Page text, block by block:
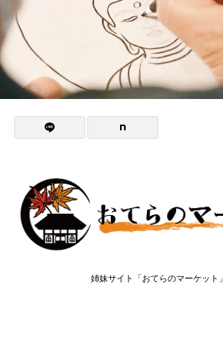
姉妹サイト「おてらのマーケット」